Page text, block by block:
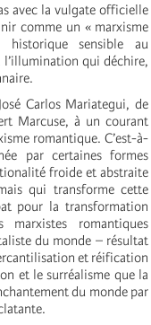
avec la vulgate officielle
comme un « marxisme
historique sensible au
qui déchire,
Carlos Mariategui, de
Marcuse, à un courant
romantique. C’est-à-
par certaines formes
froide et abstraite
qui transforme cette
pour la transformation
romantiques
du monde – résultat
et réification
et le surréalisme que la
du monde par